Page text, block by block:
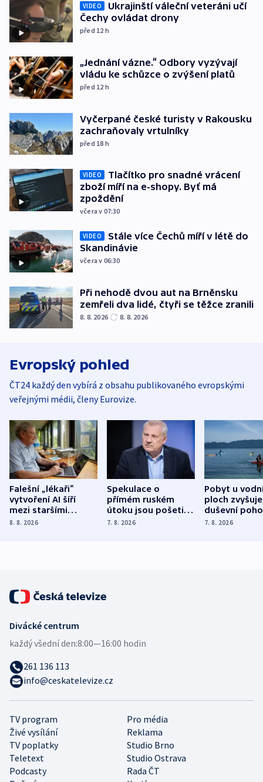
VIDEO
Ukrajinští váleční veteráni učí
Čechy ovládat drony
před 12 h
„Jednání vázne.“ Odbory vyzývají
vládu ke schůzce o zvýšení platů
před 12 h
Vyčerpané české turisty v Rakousku
zachraňovaly vrtulníky
před 18 h
VIDEO
Tlačítko pro snadné vrácení
zboží míří na e-shopy. Byť má
zpoždění
včera v 07:30
VIDEO
Stále více Čechů míří v létě do
Skandinávie
včera v 06:30
Při nehodě dvou aut na Brněnsku
zemřeli dva lidé, čtyři se těžce zranili
8. 8. 2026 8. 8. 2026
Evropský pohled
ČT24 každý den vybírá z obsahu publikovaného evropskými
veřejnými médii, členy Eurovize.
Falešní „lékaři“
vytvoření AI šíří
mezi staršími
Poláky nebezpečné
8. 8. 2026
Spekulace o
přímém ruském
útoku jsou pošetilé,
míní estonský
7. 8. 2026
Pobyt u
ploch zvyšuje
duševní
ukázala
7. 8. 2026
TV program
Pro média
Živé vysílání
Reklama
TV poplatky
Studio Brno
Teletext
Studio Ostrava
Podcasty
Rada ČT
Divácké centrum
každý všední den:8:00—16:00 hodin
261 136 113
info@ceskatelevize.cz